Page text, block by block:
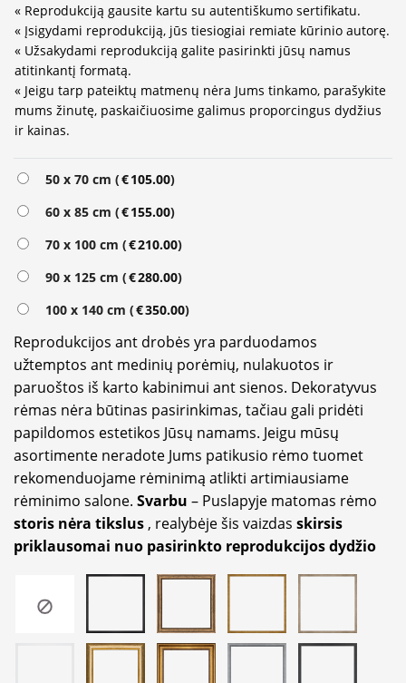
« Reprodukciją gausite kartu su autentiškumo sertifikatu.
« Įsigydami reprodukciją, jūs tiesiogiai remiate kūrinio autorę.
« Užsakydami reprodukciją galite pasirinkti jūsų namus
atitinkantį formatą.
« Jeigu tarp pateiktų matmenų nėra Jums tinkamo, parašykite
mums žinutę, paskaičiuosime galimus proporcingus dydžius
ir kainas.
50 x 70 cm (€105.00)
60 x 85 cm (€155.00)
70 x 100 cm (€210.00)
90 x 125 cm (€280.00)
100 x 140 cm (€350.00)
Reprodukcijos ant drobės yra parduodamos
užtemptos ant medinių porėmių, nulakuotos ir
paruoštos iš karto kabinimui ant sienos. Dekoratyvus
rėmas nėra būtinas pasirinkimas, tačiau gali pridėti
papildomos estetikos Jūsų namams. Jeigu mūsų
asortimente neradote Jums patikusio rėmo tuomet
rekomenduojame rėminimą atlikti artimiausiame
rėminimo salone. Svarbu – Puslapyje matomas rėmo
storis nėra tikslus , realybėje šis vaizdas skirsis
priklausomai nuo pasirinkto reprodukcijos dydžio
Alternative: